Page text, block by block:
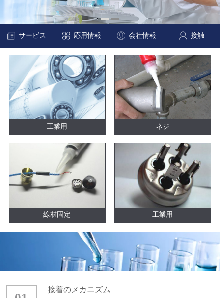
サービス 応用情報 会社情報 接触
工業用 ネジ
線材固定 工業用
接着のメカニズム